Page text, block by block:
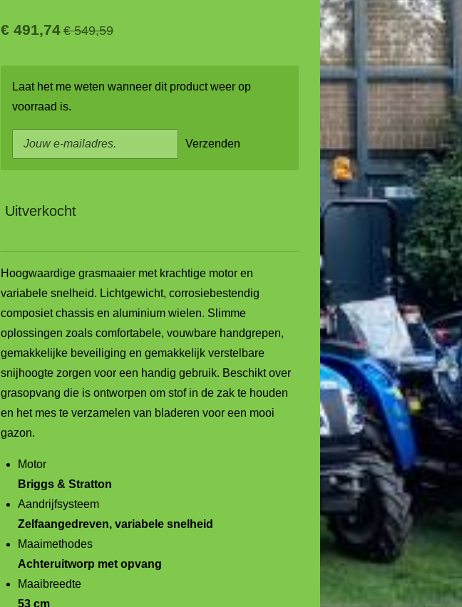
€ 491,74€ 549,59
Laat het me weten wanneer dit product weer op
voorraad is.
Verzenden
Uitverkocht
Hoogwaardige grasmaaier met krachtige motor en
variabele snelheid. Lichtgewicht, corrosiebestendig
composiet chassis en aluminium wielen. Slimme
oplossingen zoals comfortabele, vouwbare handgrepen,
gemakkelijke beveiliging en gemakkelijk verstelbare
snijhoogte zorgen voor een handig gebruik. Beschikt over
grasopvang die is ontworpen om stof in de zak te houden
en het mes te verzamelen van bladeren voor een mooi
gazon.
Motor
Briggs & Stratton
Aandrijfsysteem
Zelfaangedreven, variabele snelheid
Maaimethodes
Achteruitworp met opvang
Maaibreedte
53 cm